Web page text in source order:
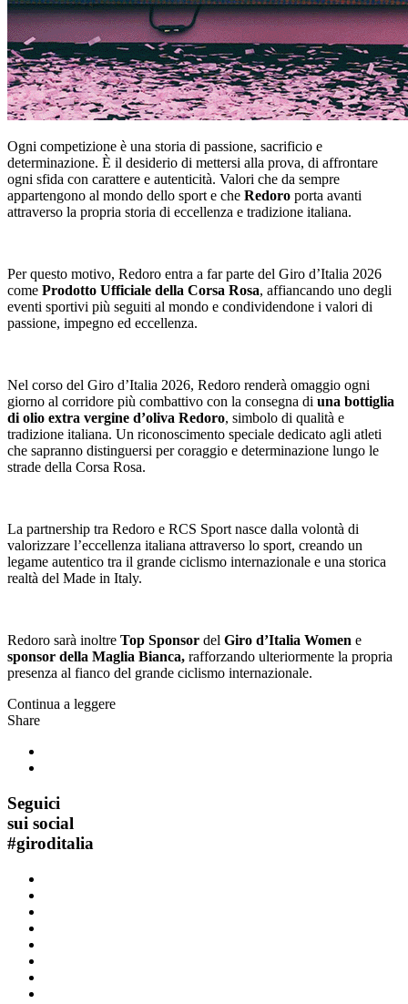
Ogni competizione è una storia di passione, sacrificio e
determinazione. È il desiderio di mettersi alla prova, di affrontare
ogni sfida con carattere e autenticità. Valori che da sempre
appartengono al mondo dello sport e che Redoro porta avanti
attraverso la propria storia di eccellenza e tradizione italiana.
Per questo motivo, Redoro entra a far parte del Giro d’Italia 2026
come Prodotto Ufficiale della Corsa Rosa, affiancando uno degli
eventi sportivi più seguiti al mondo e condividendone i valori di
passione, impegno ed eccellenza.
Nel corso del Giro d’Italia 2026, Redoro renderà omaggio ogni
giorno al corridore più combattivo con la consegna di una bottiglia
di olio extra vergine d’oliva Redoro, simbolo di qualità e
tradizione italiana. Un riconoscimento speciale dedicato agli atleti
che sapranno distinguersi per coraggio e determinazione lungo le
strade della Corsa Rosa.
La partnership tra Redoro e RCS Sport nasce dalla volontà di
valorizzare l’eccellenza italiana attraverso lo sport, creando un
legame autentico tra il grande ciclismo internazionale e una storica
realtà del Made in Italy.
Redoro sarà inoltre Top Sponsor del Giro d’Italia Women e
sponsor della Maglia Bianca, rafforzando ulteriormente la propria
presenza al fianco del grande ciclismo internazionale.
Continua a leggere
Share
Seguici
sui social
#giroditalia